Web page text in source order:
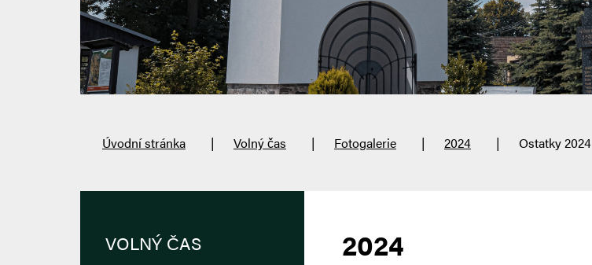
Úvodní stránka Volný čas Fotogalerie 2024 Ostatky 2024
2024
VOLNÝ ČAS